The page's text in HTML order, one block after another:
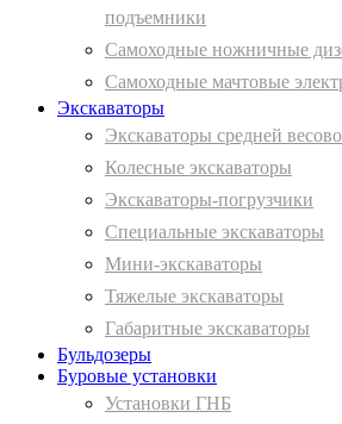
подъемники
Самоходные ножничные
Самоходные мачтовые
Экскаваторы
Экскаваторы средней
Колесные экскаваторы
Экскаваторы-погрузчики
Специальные экскаваторы
Мини-экскаваторы
Тяжелые экскаваторы
Габаритные экскаваторы
Бульдозеры
Буровые установки
Установки ГНБ